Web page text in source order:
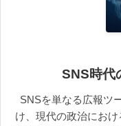
SNS時代
SNSを単なる広報ツ
け、現代の政治にお